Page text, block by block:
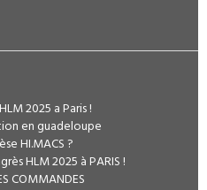
2025 a Paris !
en guadeloupe
HI.MACS ?
HLM 2025 à PARIS !
COMMANDES